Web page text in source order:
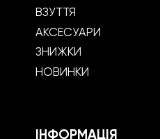
ВЗУТТЯ
АКСЕСУАРИ
ЗНИЖКИ
НОВИНКИ
ІНФОРМАЦІЯ